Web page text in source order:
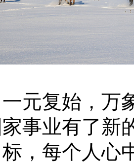
复始，万象
事业有了新
，每个人心